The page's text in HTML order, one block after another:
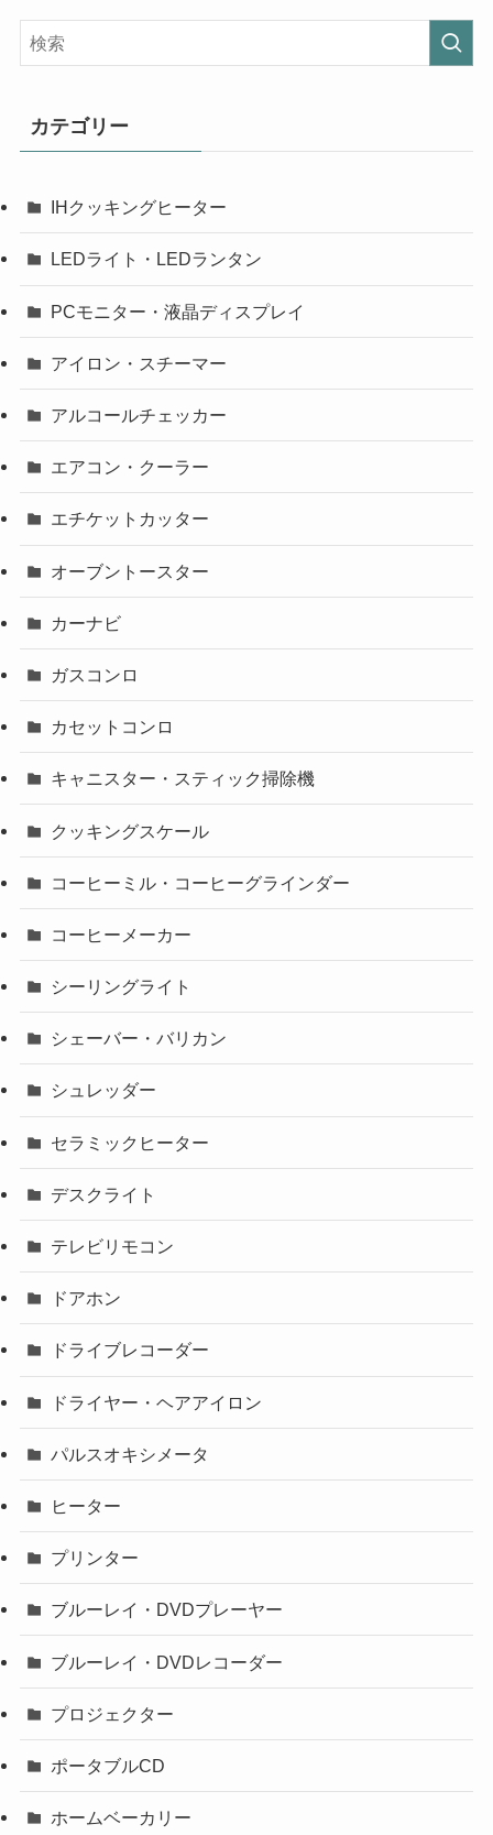
カテゴリー
IHクッキングヒーター
LEDライト・LEDランタン
PCモニター・液晶ディスプレイ
アイロン・スチーマー
アルコールチェッカー
エアコン・クーラー
エチケットカッター
オーブントースター
カーナビ
ガスコンロ
カセットコンロ
キャニスター・スティック掃除機
クッキングスケール
コーヒーミル・コーヒーグラインダー
コーヒーメーカー
シーリングライト
シェーバー・バリカン
シュレッダー
セラミックヒーター
デスクライト
テレビリモコン
ドアホン
ドライブレコーダー
ドライヤー・ヘアアイロン
パルスオキシメータ
ヒーター
プリンター
ブルーレイ・DVDプレーヤー
ブルーレイ・DVDレコーダー
プロジェクター
ポータブルCD
ホームベーカリー